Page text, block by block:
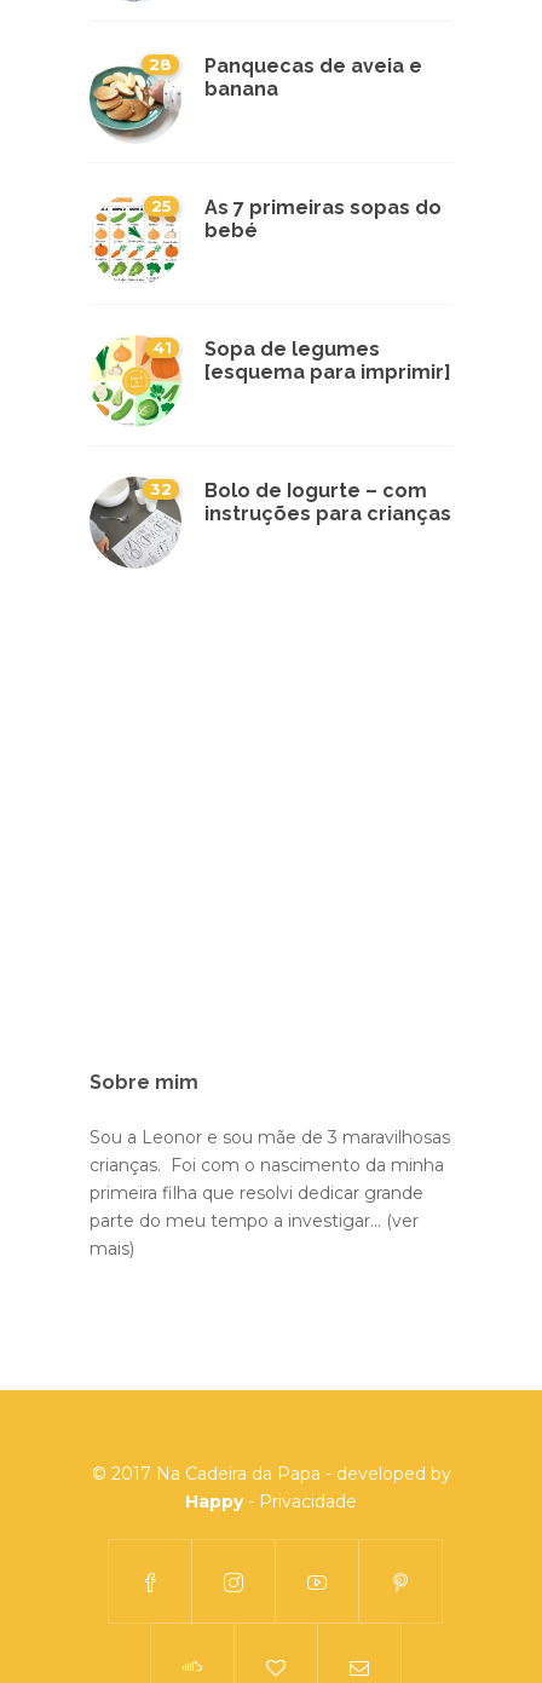
28
Panquecas de aveia e
banana
25
As 7 primeiras sopas do
bebé
41
Sopa de legumes
[esquema para imprimir]
32
Bolo de Iogurte – com
instruções para crianças
Sobre mim
Sou a Leonor e sou mãe de 3 maravilhosas
crianças. Foi com o nascimento da minha
primeira filha que resolvi dedicar grande
parte do meu tempo a investigar... (ver
mais)
© 2017 Na Cadeira da Papa - developed by
Happy- Privacidade